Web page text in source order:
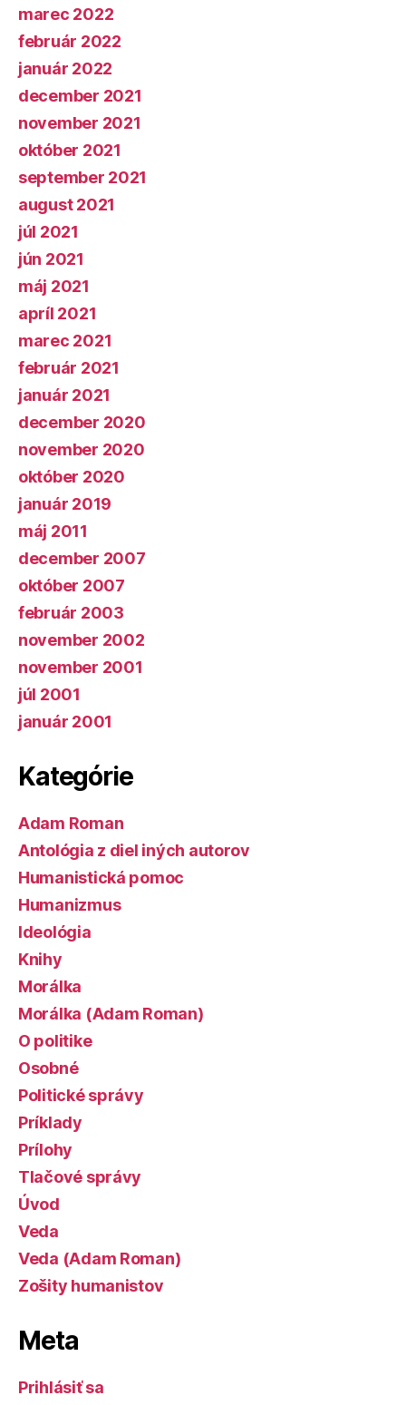
marec 2022
február 2022
január 2022
december 2021
november 2021
október 2021
september 2021
august 2021
júl 2021
jún 2021
máj 2021
apríl 2021
marec 2021
február 2021
január 2021
december 2020
november 2020
október 2020
január 2019
máj 2011
december 2007
október 2007
február 2003
november 2002
november 2001
júl 2001
január 2001
Kategórie
Adam Roman
Antológia z diel iných autorov
Humanistická pomoc
Humanizmus
Ideológia
Knihy
Morálka
Morálka (Adam Roman)
O politike
Osobné
Politické správy
Príklady
Prílohy
Tlačové správy
Úvod
Veda
Veda (Adam Roman)
Zošity humanistov
Meta
Prihlásiť sa